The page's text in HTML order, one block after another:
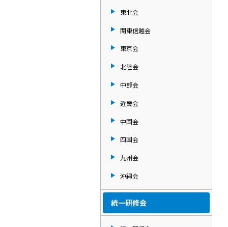
東北会
関東信越会
東京会
北陸会
中部会
近畿会
中国会
四国会
九州会
沖縄会
統一研修会